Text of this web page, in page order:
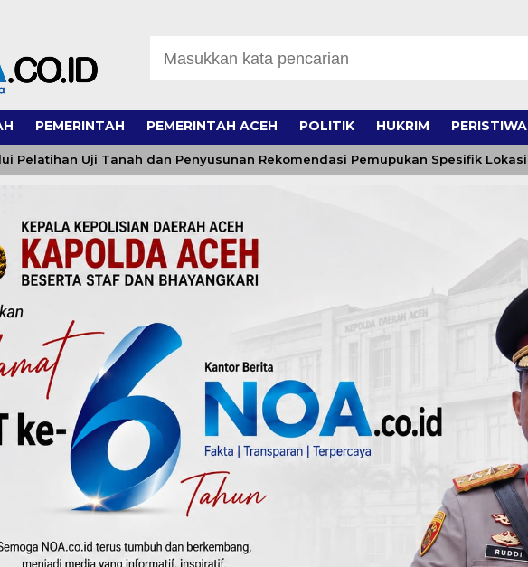
PEMERINTAH PEMERINTAH ACEH POLITIK HUKRIM PERISTIWA
Uji Tanah dan Penyusunan Rekomendasi Pemupukan Spesifik Lokasi